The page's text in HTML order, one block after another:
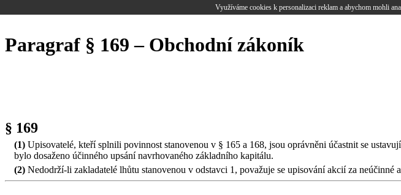
Využíváme cookies k personalizaci reklam a abychom mohli
Paragraf § 169 – Obchodní zákoník
§ 169
(1) Upisovatelé, kteří splnili povinnost stanovenou v § 165 a 168, jsou oprávněni účastnit se
bylo dosaženo účinného upsání navrhovaného základního kapitálu.
(2) Nedodrží-li zakladatelé lhůtu stanovenou v odstavci 1, považuje se upisování akcií za neúčinné